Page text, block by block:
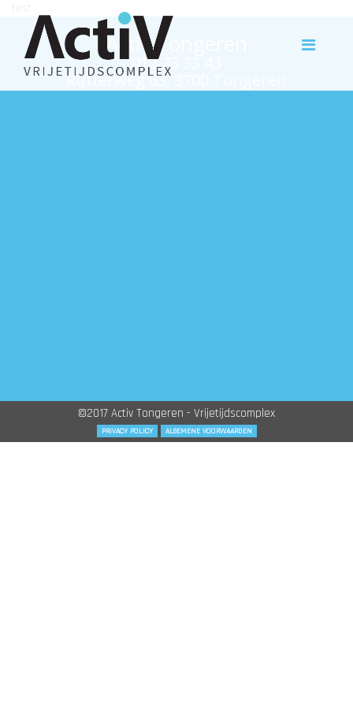
Activ Tongeren
012 23 33 43
Rutterweg 63, 3700 Tongeren
©2017 Activ Tongeren - Vrijetijdscomplex
PRIVACY POLICY ALGEMENE VOORWAARDEN